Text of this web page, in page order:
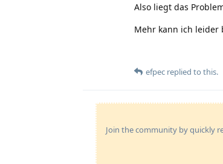
Also liegt das
Mehr kann ich leider
efpec replied to this.
Join the community by quickly